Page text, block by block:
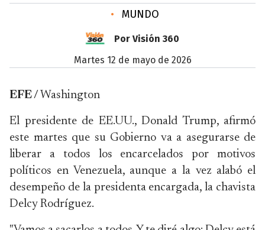
• MUNDO
Por Visión 360
martes 12 de mayo de 2026
EFE / Washington
El presidente de EE.UU., Donald Trump, afirmó
este martes que su Gobierno va a asegurarse de
liberar a todos los encarcelados por motivos
políticos en Venezuela, aunque a la vez alabó el
desempeño de la presidenta encargada, la chavista
Delcy Rodríguez.